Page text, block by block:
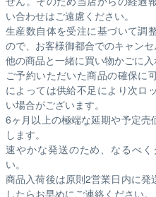
い合わせはご遠慮ください。
生産数自体を受注に基づいて調
ので、お客様御都合でのキャンセ
他の商品と一緒に買い物かごに入
ご予約いただいた商品の確保に
によっては供給不足により次ロ
い場合がございます。
6ヶ月以上の極端な延期や予定売
します。
速やかな発送のため、なるべ
い。
商品入荷後は原則2営業日内に発
したらお早めにご連絡ください。